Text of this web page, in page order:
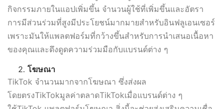
กิจกรรมภายในแอปเพิ่มขึ้น จำนวนผู้ใช้ที่เพิ่มขึ้นและอัตรา
การมีส่วนร่วมที่สูงมีประโยชน์มากมายสำหรับอินฟลูเอนเซอร์
เพราะมันให้แพลตฟอร์มที่กว้างขึ้นสำหรับการนำเสนอเนื้อหา
ของคุณและดึงดูดความร่วมมือกับแบรนด์ต่าง ๆ
โฆษณา
TikTok จำนวนมากจากโฆษณา ซึ่งส่งผล
โดยตรงTikTokมูลค่าตลาดTikTokเมื่อแบรนด์ต่าง ๆ